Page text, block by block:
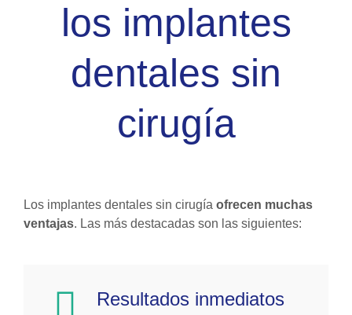
los implantes
dentales sin
cirugía
Los implantes dentales sin cirugía ofrecen muchas
ventajas. Las más destacadas son las siguientes:
Resultados inmediatos